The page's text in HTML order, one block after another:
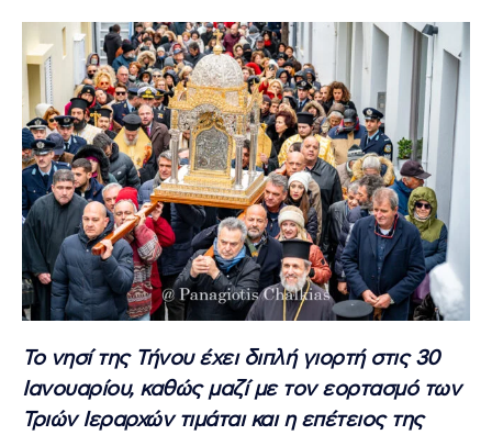
Το νησί της Τήνου έχει διπλή γιορτή στις 30
Ιανουαρίου, καθώς μαζί με τον εορτασμό των
Τριών Ιεραρχών τιμάται και η επέτειος της